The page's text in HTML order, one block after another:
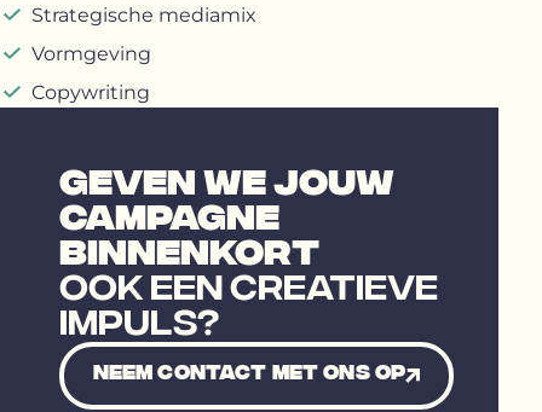
Strategische mediamix
Vormgeving
Copywriting
GEVEN WE JOUW
CAMPAGNE
BINNENKORT
OOK EEN CREATIEVE
IMPULS?
Neem contact met ons op